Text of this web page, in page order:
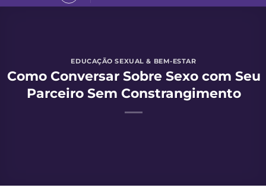
EDUCAÇÃO SEXUAL & BEM-ESTAR
Como Conversar Sobre Sexo com Seu
Parceiro Sem Constrangimento